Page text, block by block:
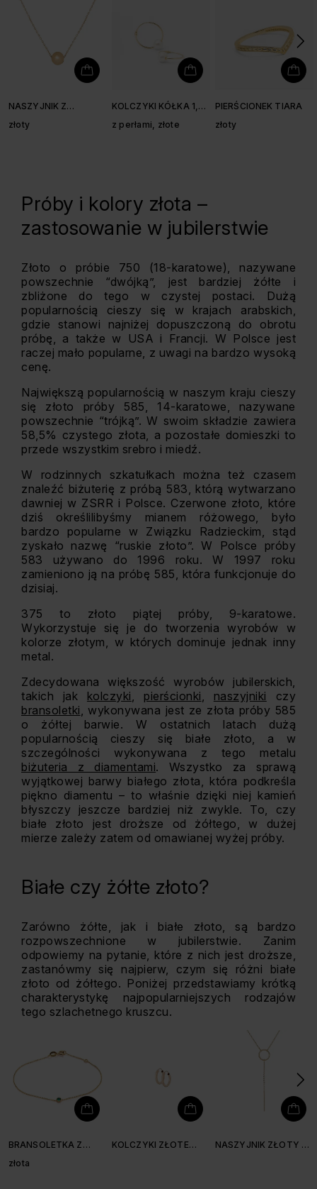
NASZYJNIK Z
złoty
KOLCZYKI KÓŁKA 1,4
z perłami, złote
PIERŚCIONEK TIARA
złoty
Próby i kolory złota –
zastosowanie w jubilerstwie
Złoto o próbie 750 (18-karatowe), nazywane
powszechnie “dwójką”, jest bardziej żółte i
zbliżone do tego w czystej postaci. Dużą
popularnością cieszy się w krajach arabskich,
gdzie stanowi najniżej dopuszczoną do obrotu
próbę, a także w USA i Francji. W Polsce jest
raczej mało popularne, z uwagi na bardzo wysoką
cenę.
Największą popularnością w naszym kraju cieszy
się złoto próby 585, 14-karatowe, nazywane
powszechnie “trójką”. W swoim składzie zawiera
58,5% czystego złota, a pozostałe domieszki to
przede wszystkim srebro i miedź.
W rodzinnych szkatułkach można też czasem
znaleźć biżuterię z próbą 583, którą wytwarzano
dawniej w ZSRR i Polsce. Czerwone złoto, które
dziś określilibyśmy mianem różowego, było
bardzo popularne w Związku Radzieckim, stąd
zyskało nazwę “ruskie złoto”. W Polsce próby
583 używano do 1996 roku. W 1997 roku
zamieniono ją na próbę 585, która funkcjonuje do
dzisiaj.
375 to złoto piątej próby, 9-karatowe.
Wykorzystuje się je do tworzenia wyrobów w
kolorze złotym, w których dominuje jednak inny
metal.
Zdecydowana większość wyrobów jubilerskich,
takich jak kolczyki, pierścionki, naszyjniki czy
bransoletki, wykonywana jest ze złota próby 585
o żółtej barwie. W ostatnich latach dużą
popularnością cieszy się białe złoto, a w
szczególności wykonywana z tego metalu
biżuteria z diamentami. Wszystko za sprawą
wyjątkowej barwy białego złota, która podkreśla
piękno diamentu – to właśnie dzięki niej kamień
błyszczy jeszcze bardziej niż zwykle. To, czy
białe złoto jest droższe od żółtego, w dużej
mierze zależy zatem od omawianej wyżej próby.
Białe czy żółte złoto?
Zarówno żółte, jak i białe złoto, są bardzo
rozpowszechnione w jubilerstwie. Zanim
odpowiemy na pytanie, które z nich jest droższe,
zastanówmy się najpierw, czym się różni białe
złoto od żółtego. Poniżej przedstawiamy krótką
charakterystykę najpopularniejszych rodzajów
tego szlachetnego kruszcu.
BRANSOLETKA Z
złota
KOLCZYKI ZŁOTE
NASZYJNIK ZŁOTY Z